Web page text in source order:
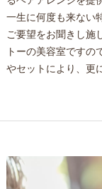
一生に何度も来ない
ご要望をお聞きし施
トーの美容室ですの
やセットにより、更